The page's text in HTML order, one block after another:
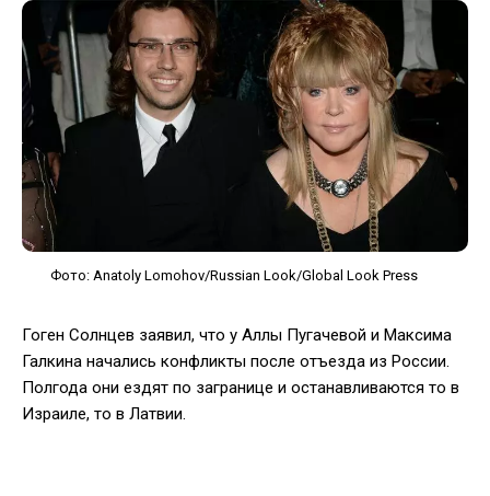
Фото: Anatoly Lomohov/Russian Look/Global Look Press
Гоген Солнцев заявил, что у Аллы Пугачевой и Максима
Галкина начались конфликты после отъезда из России.
Полгода они ездят по загранице и останавливаются то в
Израиле, то в Латвии.